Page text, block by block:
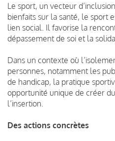
Le sport, un vecteur
bienfaits sur la santé, le sport
lien social. Il favorise la
dépassement de soi et la
Dans un contexte où
personnes, notamment les
de handicap, la pratique
opportunité unique de créer
l’insertion.
Des actions concrètes